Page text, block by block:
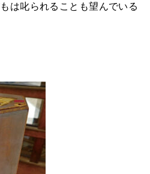
は叱られることも望んでいる